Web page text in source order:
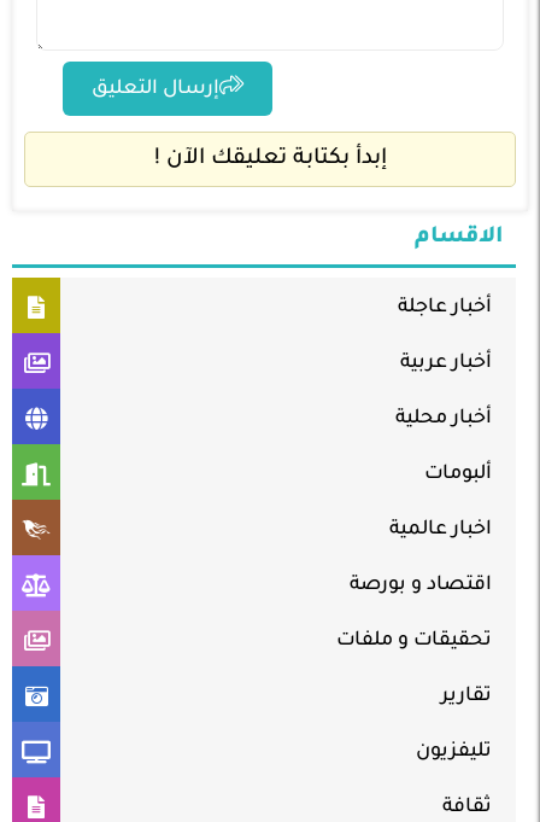
إرسال التعليق
إبدأ بكتابة تعليقك الآن !
الاقسام
أخبار عاجلة
أخبار عربية
أخبار محلية
ألبومات
اخبار عالمية
اقتصاد و بورصة
تحقيقات و ملفات
تقارير
تليفزيون
ثقافة